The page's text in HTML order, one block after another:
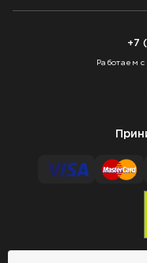
Как заказать
+7
Работаем